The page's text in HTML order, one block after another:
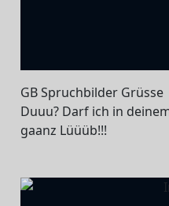
GB Spruchbilder Grüsse
Duuu? Darf ich in
gaanz Lüüüb!!!